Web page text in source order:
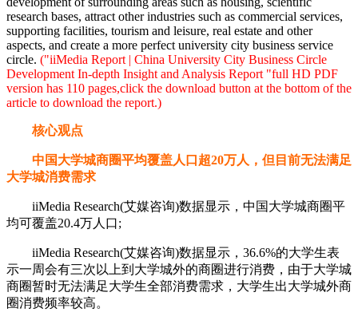
research bases, attract other industries such as commercial services,
supporting facilities, tourism and leisure, real estate and other
aspects, and create a more perfect university city business service
circle. ("iiMedia Report | China University City Business Circle
Development In-depth Insight and Analysis Report "full HD PDF
version has 110 pages,click the download button at the bottom of the
article to download the report.)
核心观点
中国大学城商圈平均覆盖人口超20万人，但目前无法满足
大学城消费需求
iiMedia Research(艾媒咨询)数据显示，中国大学城商圈平
均可覆盖20.4万人口;
iiMedia Research(艾媒咨询)数据显示，36.6%的大学生表
示一周会有三次以上到大学城外的商圈进行消费，由于大学城
商圈暂时无法满足大学生全部消费需求，大学生出大学城外商
圈消费频率较高。